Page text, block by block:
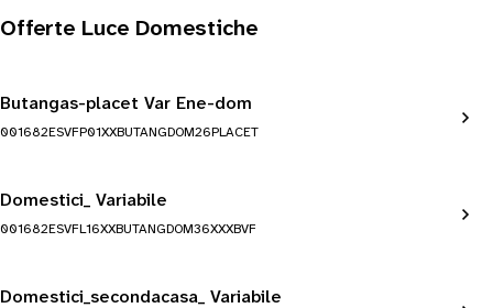
Offerte Luce Domestiche
Butangas-placet Var Ene-dom
001682ESVFP01XXBUTANGDOM26PLACET
Domestici_ Variabile
001682ESVFL16XXBUTANGDOM36XXXBVF
Domestici_secondacasa_ Variabile